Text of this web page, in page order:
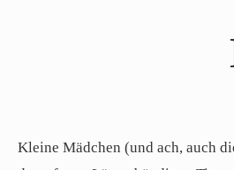
Kleine Mädchen (und ach, auch